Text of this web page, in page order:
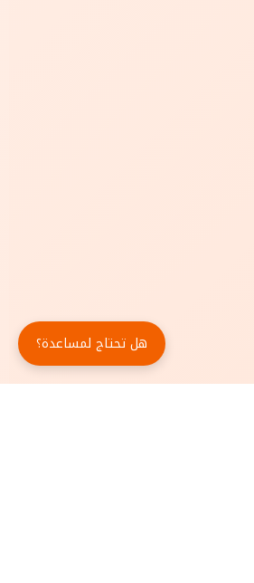
هل تحتاج لمساعدة؟